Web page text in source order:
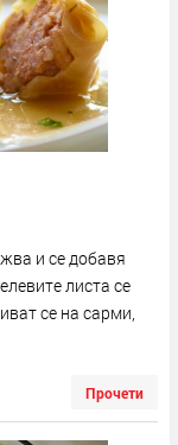
и се добавя
листа се
се на сарми,
Прочети